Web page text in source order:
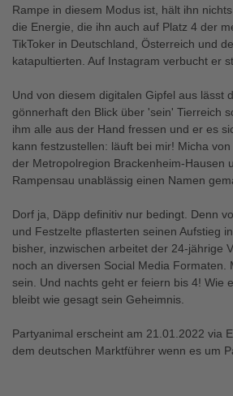
Rampe in diesem Modus ist, hält ihn
die Energie, die ihn auch auf Platz 4 der
TikToker in Deutschland, Österreich und
katapultierten. Auf Instagram verbucht er
Und von diesem digitalen Gipfel aus lässt
gönnerhaft den Blick über 'sein' Tierreich
ihm alle aus der Hand fressen und er es
kann festzustellen: läuft bei mir! Micha
der Metropolregion Brackenheim-Hausen
Rampensau unablässig einen Namen
Dorf ja, Däpp definitiv nur bedingt. Denn
und Festzelte pflasterten seinen Aufstieg
bisher, inzwischen arbeitet der 24-jährige
noch an diversen Social Media Formaten.
sein. Und nachts geht er feiern bis 4! Wie
bleibt wie gesagt sein Geheimnis.
Partyanimal erscheint am 21.01.2022 via
dem deutschen Marktführer wenn es um